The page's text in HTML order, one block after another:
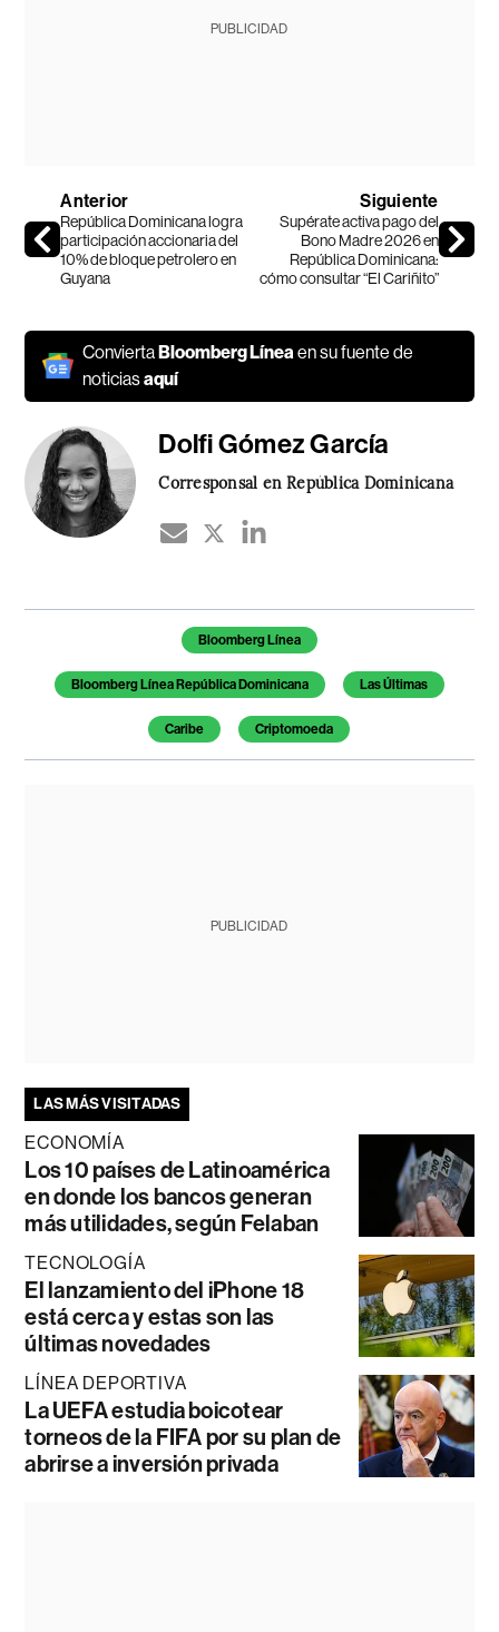
PUBLICIDAD
Anterior
República Dominicana logra
participación accionaria del
10% de bloque petrolero en
Guyana
Siguiente
Supérate activa pago del
Bono Madre 2026 en
República Dominicana:
cómo consultar “El Cariñito”
ConviertaBloomberg Línea en su fuente de
noticiasaquí
Dolfi Gómez García
Corresponsal en República Dominicana
Temas de este artículoBloomberg Línea
Bloomberg Línea República Dominicana Las Últimas
Caribe Criptomoeda
PUBLICIDAD
LAS MÁS VISITADAS
ECONOMÍA
Los 10 países de Latinoamérica
en donde los bancos generan
más utilidades, según Felaban
TECNOLOGÍA
El lanzamiento del iPhone 18
está cerca y estas son las
últimas novedades
LÍNEA DEPORTIVA
La UEFA estudia boicotear
torneos de la FIFA por su plan de
abrirse a inversión privada